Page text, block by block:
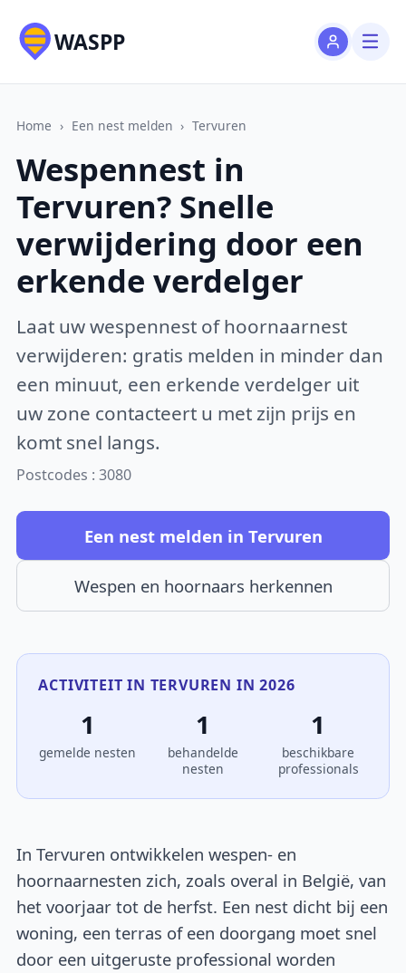
WASPP
Home › Een nest melden › Tervuren
Wespennest in
Tervuren? Snelle
verwijdering door een
erkende verdelger
Laat uw wespennest of hoornaarnest
verwijderen: gratis melden in minder dan
een minuut, een erkende verdelger uit
uw zone contacteert u met zijn prijs en
komt snel langs.
Postcodes : 3080
Een nest melden in Tervuren
Wespen en hoornaars herkennen
ACTIVITEIT IN TERVUREN IN 2026
1
gemelde nesten
1
behandelde
nesten
1
beschikbare
professionals
In Tervuren ontwikkelen wespen- en
hoornaarnesten zich, zoals overal in België, van
het voorjaar tot de herfst. Een nest dicht bij een
woning, een terras of een doorgang moet snel
door een uitgeruste professional worden